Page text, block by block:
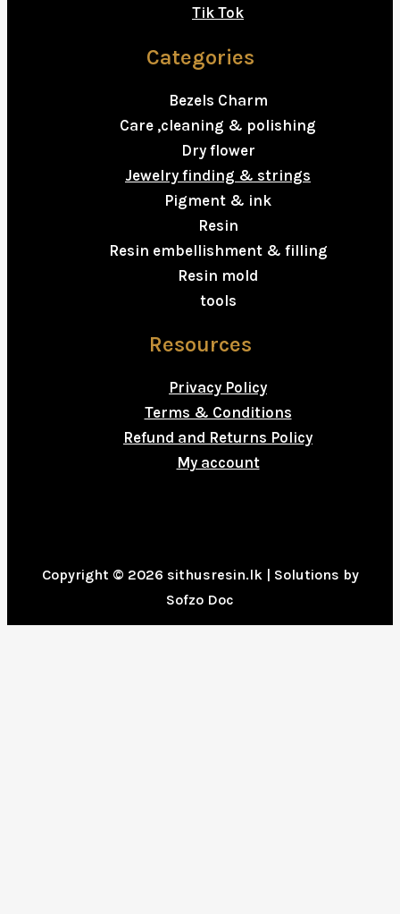
Tik Tok
Categories
Bezels Charm
Care ,cleaning & polishing
Dry flower
Jewelry finding & strings
Pigment & ink
Resin
Resin embellishment & filling
Resin mold
tools
Resources
Privacy Policy
Terms & Conditions
Refund and Returns Policy
My account
Copyright © 2026 sithusresin.lk | Solutions by
Sofzo Doc